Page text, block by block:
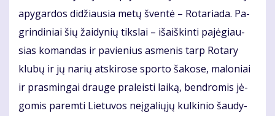
apy­gar­dos di­džiau­sia me­tų šven­tė – Ro­ta­ria­da. Pa­
grin­di­niai šių žai­dy­nių tiks­lai – iš­aiš­kin­ti pa­jė­giau­
sias ko­man­das ir pa­vie­nius as­me­nis tarp Ro­ta­ry
klu­bų ir jų na­rių at­ski­ro­se spor­to ša­ko­se, ma­lo­niai
ir pra­smin­gai drau­ge pra­leis­ti lai­ką, ben­dro­mis jė­
go­mis pa­rem­ti Lie­tu­vos ne­įga­lių­jų kul­ki­nio šau­dy­